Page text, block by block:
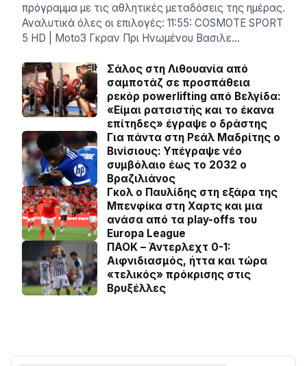
πρόγραμμα με τις αθλητικές μεταδόσεις της ημέρας.
Αναλυτικά όλες οι επιλογές: 11:55: COSMOTE SPORT
5 HD | Moto3 Γκραν Πρι Ηνωμένου Βασιλε…
Σάλος στη Λιθουανία από
σαμποτάζ σε προσπάθεια
ρεκόρ powerlifting από Βελγίδα:
«Είμαι ρατσιστής και το έκανα
επίτηδες» έγραψε ο δράστης
Για πάντα στη Ρεάλ Μαδρίτης ο
Βινίσιους: Yπέγραψε νέο
συμβόλαιο έως το 2032 ο
Βραζιλιάνος
Γκολ ο Παυλίδης στη εξάρα της
Μπενφίκα στη Χαρτς και μια
ανάσα από τα play-offs του
Europa League
ΠΑΟΚ – Άντερλεχτ 0-1:
Αιφνιδιασμός, ήττα και τώρα
«τελικός» πρόκρισης στις
Βρυξέλλες